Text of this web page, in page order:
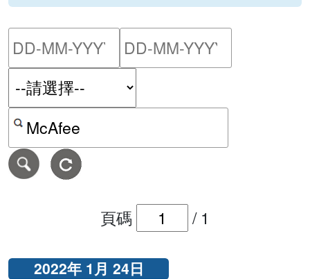
請輸入搜尋日期範圍的開
按關鍵字或 CVE ID 搜尋保安警報
頁碼 / 1
2022年 1月 24日